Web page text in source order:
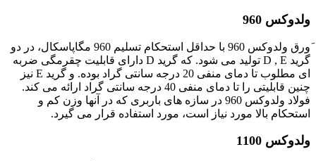
ولدوکس 960
َورق ولدوکس 960 با حداقل استحکام تسلیم 960 مگاپاسکال، در دو
گرید D , E تولید می شود. که گرید D دارای قابلیت چقرمگی ضربه
ای مطلوب تا دمای منفی 20 درجه سانتی گراد بوده. و گرید E نیز
چنین قابلیتی را تا دمای منفی 40 درجه سانتی گراد ارائه می کند.
فولاد ولدوکس 960 در سازه های باربری که در آنها وزن کم و
استحکام بالا مورد نیاز است، مورد استفاده قرار می گیرد.
ولدوکس 1100